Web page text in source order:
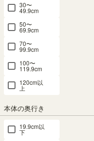
30〜
49.9cm
50〜
69.9cm
70〜
99.9cm
100〜
119.9cm
120cm以
上
本体の奥行き
19.9cm以
下
オープンラック
200cm アイボリ
TLF-2090IV
幅90.0 × 奥行29.0 × 高さ
トルフラット：